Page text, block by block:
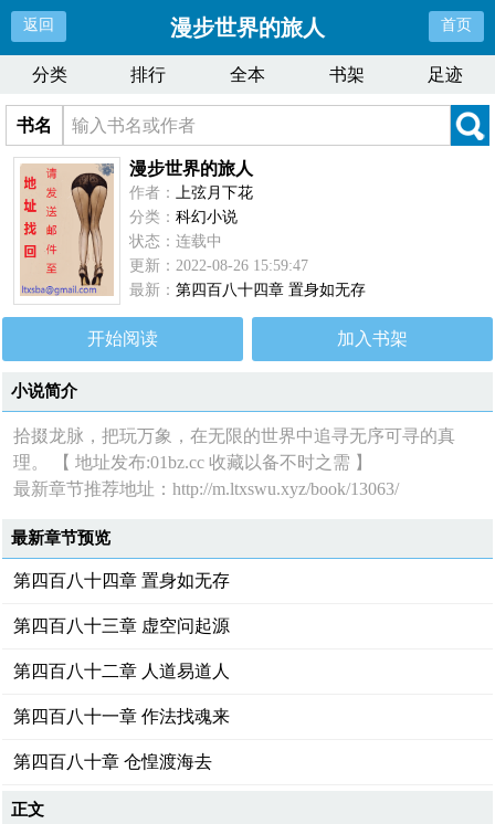
返回 漫步世界的旅人 首页
分类 排行 全本 书架 足迹
书名
漫步世界的旅人
作者：上弦月下花
分类：科幻小说
状态：连载中
更新：2022-08-26 15:59:47
最新：第四百八十四章 置身如无存
开始阅读 加入书架
小说简介
拾掇龙脉，把玩万象，在无限的世界中追寻无序可寻的真
理。 【 地址发布:01bz.cc 收藏以备不时之需 】
最新章节推荐地址：http://m.ltxswu.xyz/book/13063/
最新章节预览
第四百八十四章 置身如无存
第四百八十三章 虚空问起源
第四百八十二章 人道易道人
第四百八十一章 作法找魂来
第四百八十章 仓惶渡海去
正文